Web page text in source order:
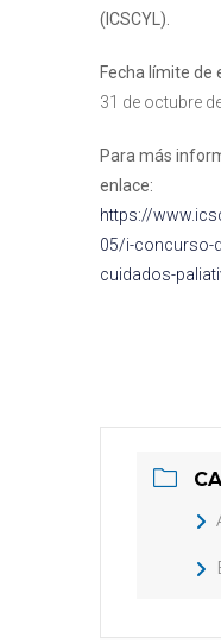
(ICSCYL).
Fecha límite de
31 de octubre
Para más
enlace:
https://
05/i-concurso-
cuidados-